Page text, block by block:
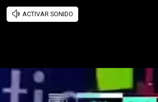
ACTIVAR SONIDO